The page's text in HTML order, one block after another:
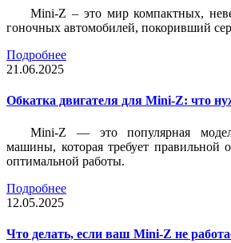
Mini-Z – это мир компактных,
гоночных автомобилей, покоривший
Подробнее
21.06.2025
Обкатка двигателя для Mini-Z: что
Mini-Z — это популярная
машины, которая требует правильной
оптимальной работы.
Подробнее
12.05.2025
Что делать, если ваш Mini-Z не